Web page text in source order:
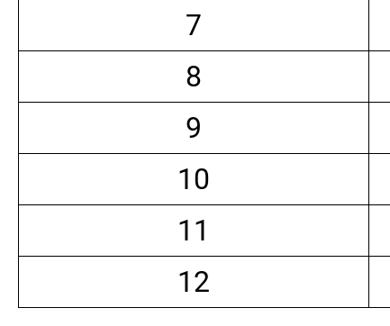
7
8
9
10
11
12